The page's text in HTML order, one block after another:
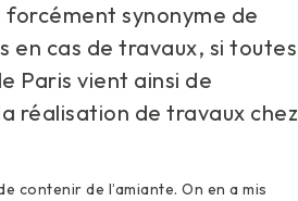
forcément synonyme de
en cas de travaux, si toutes
Paris vient ainsi de
réalisation de travaux chez
contenir de l’amiante. On en a mis